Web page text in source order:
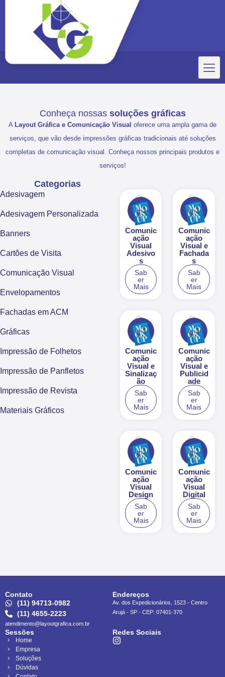
Conheça nossas soluções gráficas
A Layout Gráfica e Comunicação Visual oferece uma ampla gama de
serviços, que vão desde impressões gráficas tradicionais até soluções
completas de comunicação visual. Conheça nossos principais produtos e
serviços!
Categorias
Adesivagem
Adesivagem Personalizada
Banners
Cartões de Visita
Comunicação Visual
Envelopamentos
Fachadas em ACM
Gráficas
Impressão de Folhetos
Impressão de Panfletos
Impressão de Revista
Materiais Gráficos
Comunic
ação
Visual
Adesivo
s
Sab
er
Mais
Comunic
ação
Visual e
Fachada
s
Sab
er
Mais
Comunic
ação
Visual e
Sinalizaç
ão
Sab
er
Mais
Comunic
ação
Visual e
Publicid
ade
Sab
er
Mais
Comunic
ação
Visual
Design
Sab
er
Mais
Comunic
ação
Visual
Digital
Sab
er
Mais
Contato
(11) 94713-0982
(11) 4655-2223
atendimento@layoutgrafica.com.br
Endereços
Av. dos Expedicionários, 1523 - Centro
Arujá - SP - CEP: 07401-370
Sessões
Home
Empresa
Soluções
Dúvidas
Redes Sociais